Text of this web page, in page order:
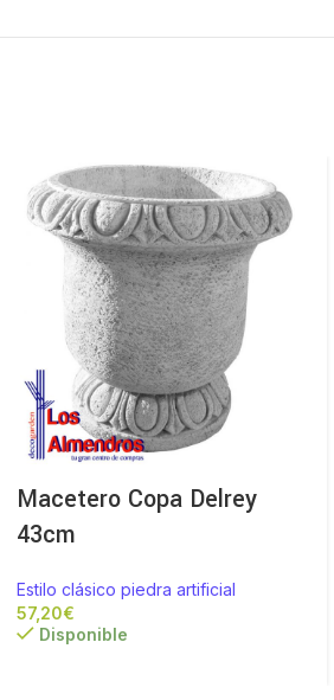
Macetero Copa Delrey
43cm
Estilo clásico piedra artificial
€
Disponible